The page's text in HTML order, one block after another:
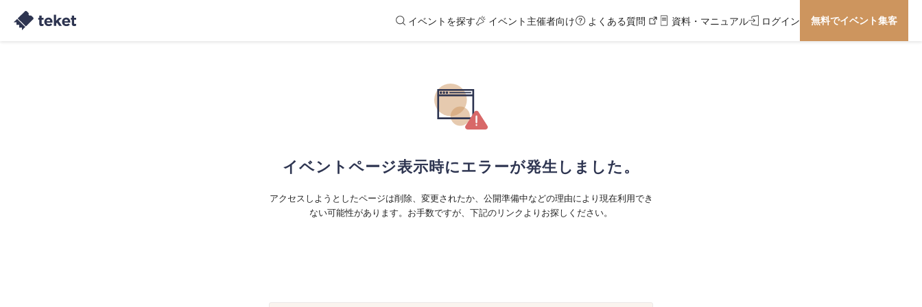
イベントを探す イベント主催者向け よくある質問 資料・マニュアル ログイン 無料でイベント集客
イベントページ表示時にエラーが発生しました。
アクセスしようとしたページは削除、変更されたか、公開準備中などの理由により現在利用でき
ない可能性があります。お手数ですが、下記のリンクよりお探しください。